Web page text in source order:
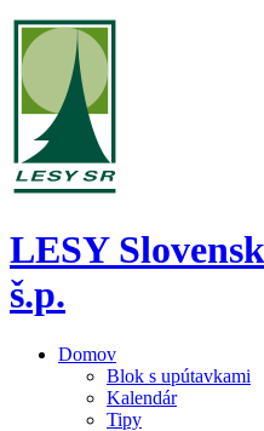
LESY
š.p.
Domov
Blok s upútavkami
Kalendár
Tipy